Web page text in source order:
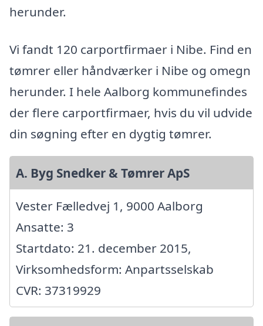
herunder.
Vi fandt 120 carportfirmaer i Nibe. Find en
tømrer eller håndværker i Nibe og omegn
herunder. I hele Aalborg kommunefindes
der flere carportfirmaer, hvis du vil udvide
din søgning efter en dygtig tømrer.
A. Byg Snedker & Tømrer ApS
Vester Fælledvej 1, 9000 Aalborg
Ansatte: 3
Startdato: 21. december 2015,
Virksomhedsform: Anpartsselskab
CVR: 37319929